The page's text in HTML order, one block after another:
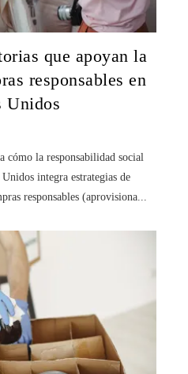
que apoyan la
responsables en
Unidos
cómo la responsabilidad social
integra estrategias de
responsables (aprovisiona...